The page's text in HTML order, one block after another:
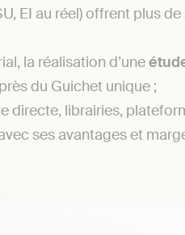
EI au réel) offrent plus
la réalisation d’une
du Guichet unique ;
directe, librairies,
ses avantages et